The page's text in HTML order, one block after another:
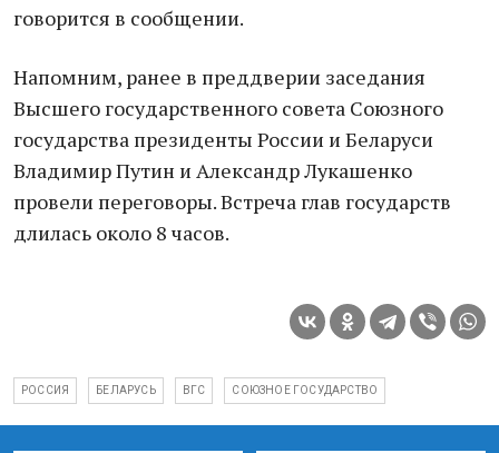
говорится в сообщении.
Напомним, ранее в преддверии заседания
Высшего государственного совета Союзного
государства президенты России и Беларуси
Владимир Путин и Александр Лукашенко
провели переговоры. Встреча глав государств
длилась около 8 часов.
РОССИЯ БЕЛАРУСЬ ВГС СОЮЗНОЕ ГОСУДАРСТВО